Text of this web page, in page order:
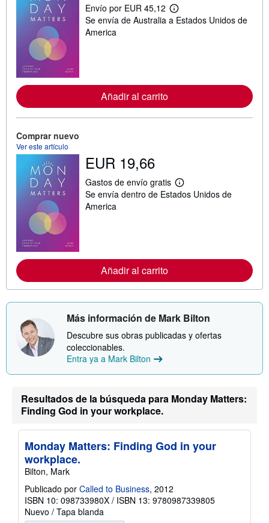
Envío por EUR 45,12
M
á
m
ó
l
a
e
e
n
í
Se envía de Australia a Estados Unidos de
America
Añadir al carrito
Comprar nuevo
Ver este artículo
EUR 19,66
Gastos de envío gratis
M
á
m
n
o
r
s
a
r
a
d
o
Se envía dentro de Estados Unidos de
America
Añadir al carrito
Más información de Mark Bilton
Descubre sus obras publicadas y ofertas
coleccionables.
Entra ya a Mark Bilton
Resultados de la búsqueda para Monday Matters:
Finding God in your workplace.
Monday Matters: Finding God in your
workplace.
Bilton, Mark
Publicado por Called to Business, 2012
ISBN 10: 098733980X / ISBN 13: 9780987339805
Nuevo / Tapa blanda